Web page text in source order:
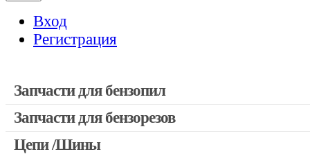
Вход
Регистрация
Запчасти для бензопил
Запчасти для бензопил Stihl
Запчасти для бензопил Husqvarna, Partner
Запчасти для бензорезов
Цепи /Шины